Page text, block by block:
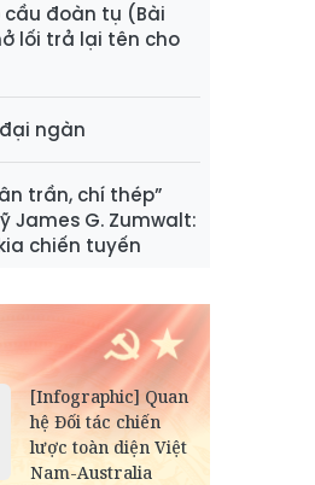
cầu đoàn tụ (Bài
lối trả lại tên cho
ngàn
trần, chí thép”
James G. Zumwalt:
chiến tuyến